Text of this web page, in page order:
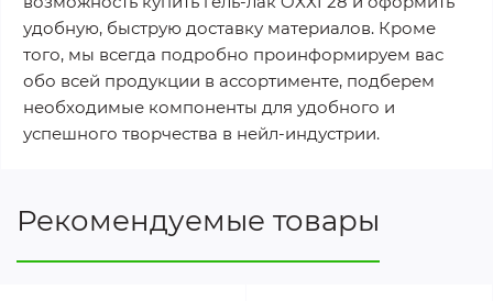
удобную, быструю доставку материалов. Кроме
того, мы всегда подробно проинформируем вас
обо всей продукции в ассортименте, подберем
необходимые компоненты для удобного и
успешного творчества в нейл-индустрии.
Рекомендуемые товары